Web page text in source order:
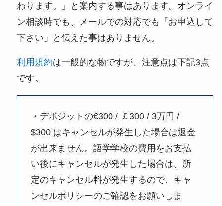
わります。」と案内する事はあります。オンライ
ン相談時でも、メールでの対応でも「お申込して
下さい」と伝えた事はありません。
利 用 規約は一般的な物ですが、注意点は下記3点
です。
・デポジットの€300 / ￡300 / 3万円 /
$300 はキャンセルが発生した場合は返金
が出来ません。語学学校の費用をお支払
い後にキャンセルが発生した場合は、所
定のキャンセル料が発生するので、キャ
ンセルポリシーのご確認をお願いしま